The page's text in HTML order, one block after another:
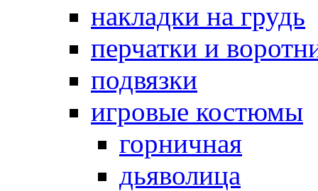
накладки на грудь
перчатки и
подвязки
игровые костюмы
горничная
дьяволица